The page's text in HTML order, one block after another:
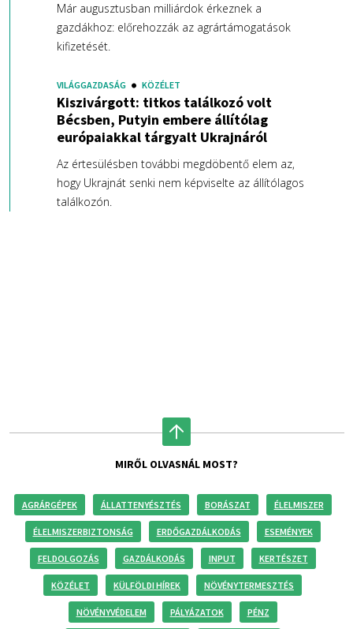
Már augusztusban milliárdok érkeznek a
gazdákhoz: előrehozzák az agrártámogatások
kifizetését.
VILÁGGAZDASÁG KÖZÉLET
Kiszivárgott: titkos találkozó volt
Bécsben, Putyin embere állítólag
európaiakkal tárgyalt Ukrajnáról
Az értesülésben további megdöbentő elem az,
hogy Ukrajnát senki nem képviselte az állítólagos
találkozón.
MIRŐL OLVASNÁL MOST?
AGRÁRGÉPEK ÁLLATTENYÉSZTÉS BORÁSZAT ÉLELMISZER
ÉLELMISZERBIZTONSÁG ERDŐGAZDÁLKODÁS ESEMÉNYEK
FELDOLGOZÁS GAZDÁLKODÁS INPUT KERTÉSZET
KÖZÉLET KÜLFÖLDI HÍREK NÖVÉNYTERMESZTÉS
NÖVÉNYVÉDELEM PÁLYÁZATOK PÉNZ